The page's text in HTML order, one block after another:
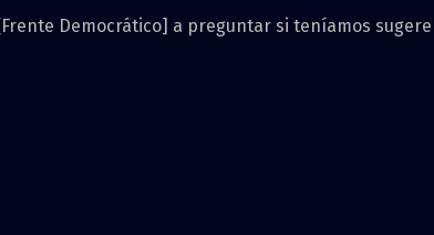
Democrático] a preguntar si teníamos